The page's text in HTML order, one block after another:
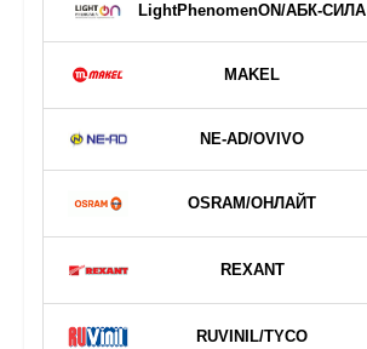
LightPhenomenON/АБК-СИЛА
MAKEL
NE-AD/OVIVO
OSRAM/ОНЛАЙТ
REXANT
RUVINIL/TYCO